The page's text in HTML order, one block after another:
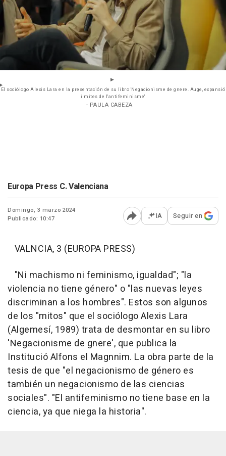
El sociólogo Alexis Lara en la presentación de su libro 'Negacionisme de gnere. Auge, expansió
i mites de l'antifeminisme'
- PAULA CABEZA
Europa Press C. Valenciana
Domingo, 3 marzo 2024
Publicado: 10:47
Abrir opciones para
IA Seguir en
VALNCIA, 3 (EUROPA PRESS)
"Ni machismo ni feminismo, igualdad"; "la
violencia no tiene género" o "las nuevas leyes
discriminan a los hombres". Estos son algunos
de los "mitos" que el sociólogo Alexis Lara
(Algemesí, 1989) trata de desmontar en su libro
'Negacionisme de gnere', que publica la
Institució Alfons el Magnnim. La obra parte de la
tesis de que "el negacionismo de género es
también un negacionismo de las ciencias
sociales". "El antifeminismo no tiene base en la
ciencia, ya que niega la historia".